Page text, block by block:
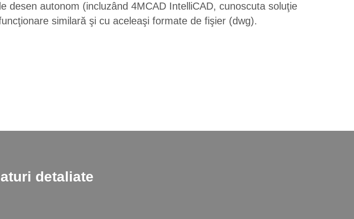
desen autonom (incluzând 4MCAD IntelliCAD, cunoscuta soluţie
similară şi cu aceleaşi formate de fişier (dwg).
detaliate